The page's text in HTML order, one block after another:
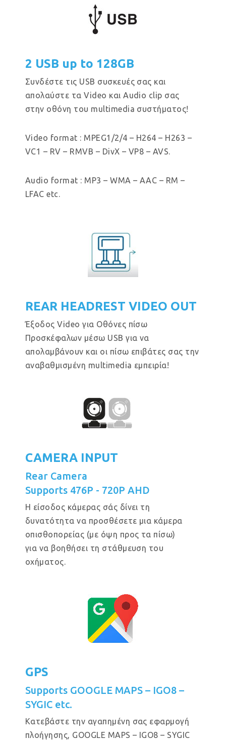
2 USB up to 128GB
Συνδέστε τις USB συσκευές σας και
απολαύστε τα Video και Audio clip σας
στην οθόνη του multimedia συστήματος!
Video format : MPEG1/2/4 – H264 – H263 –
VC1 – RV – RMVB – DivX – VP8 – AVS.
Audio format : MP3 – WMA – AAC – RM –
LFAC etc.
REAR HEADREST VIDEO OUT
Έξοδος Video για Οθόνες πίσω
Προσκέφαλων μέσω USB για να
απολαμβάνουν και οι πίσω επιβάτες σας την
αναβαθμισμένη multimedia εμπειρία!
CAMERA INPUT
Rear Camera
Supports 476P - 720P AHD
Η είσοδος κάμερας σάς δίνει τη
δυνατότητα να προσθέσετε μια κάμερα
οπισθοπορείας (με όψη προς τα πίσω)
για να βοηθήσει τη στάθμευση του
οχήματος.
GPS
Supports GOOGLE MAPS – IGO8 –
SYGIC etc.
Κατεβάστε την αγαπημένη σας εφαρμογή
πλοήγησης, GOOGLE MAPS – IGO8 – SYGIC